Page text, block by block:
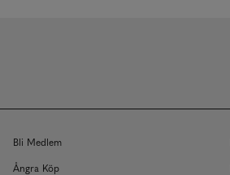
Bli Medlem
Ångra Köp